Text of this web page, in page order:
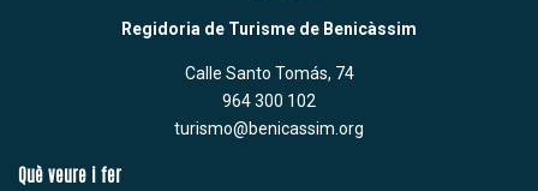
Regidoria de Turisme de Benicàssim
Calle Santo Tomás, 74
964 300 102
turismo@benicassim.org
Què veure i fer